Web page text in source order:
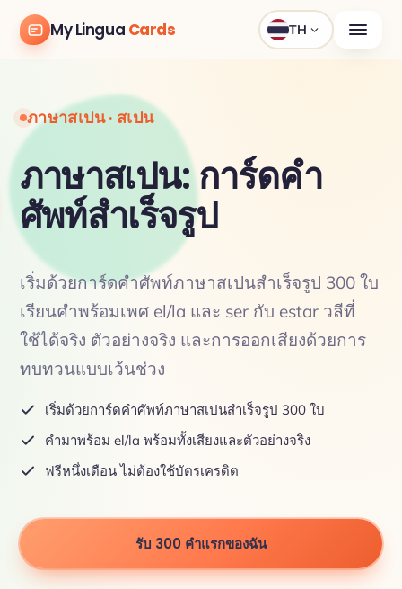
My Lingua Cards TH
ภาษาสเปน · สเปน
ภาษาสเปน: การ์ดคำ
ศัพท์สำเร็จรูป
เริ่มด้วยการ์ดคำศัพท์ภาษาสเปนสำเร็จรูป 300 ใบ
เรียนคำพร้อมเพศ el/la และ ser กับ estar วลีที่
ใช้ได้จริง ตัวอย่างจริง และการออกเสียงด้วยการ
ทบทวนแบบเว้นช่วง
เริ่มด้วยการ์ดคำศัพท์ภาษาสเปนสำเร็จรูป 300 ใบ
คำมาพร้อม el/la พร้อมทั้งเสียงและตัวอย่างจริง
ฟรีหนึ่งเดือน ไม่ต้องใช้บัตรเครดิต
รับ 300 คำแรกของฉัน